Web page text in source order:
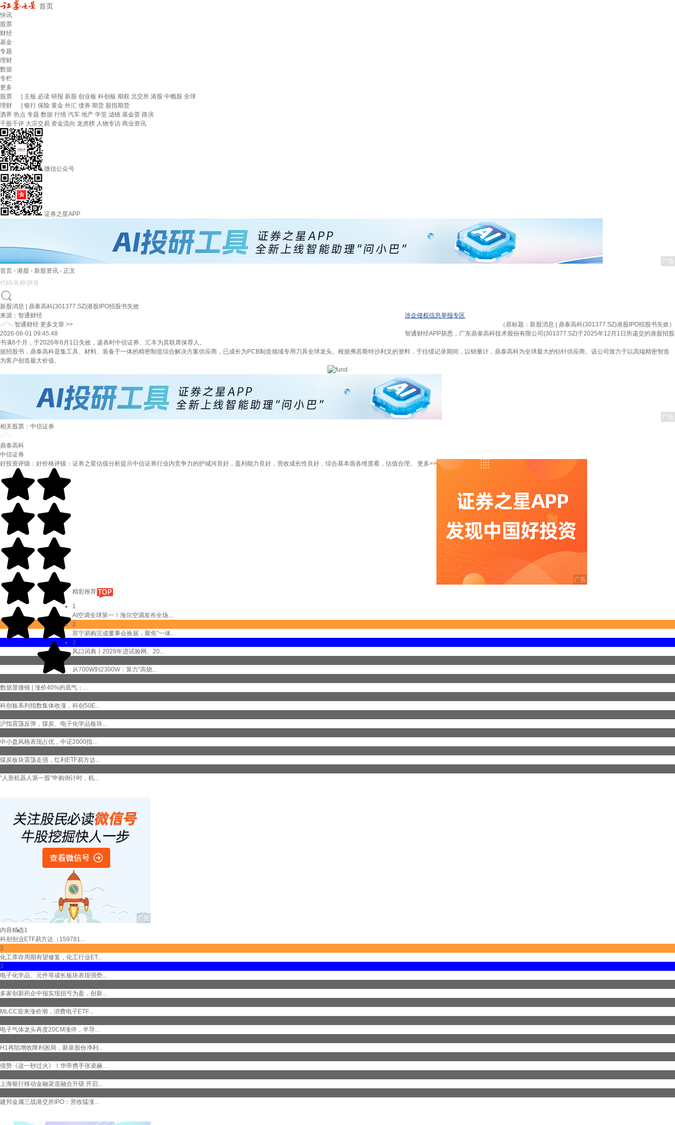
首页
快讯
股票
财经
基金
专题
理财
数据
专栏
更多
股票
主板 必读 研报 新股 创业板 科创板 期权 北交所 港股 中概股 全球
理财
银行 保险 黄金 外汇 债券 期货 股指期货
酒界 热点 专题 数据 行情 汽车 地产 学堂 滤镜 基金荟 路演
千股千评 大宗交易 资金流向 龙虎榜 人物专访 商业资讯
微信公众号
证券之星APP
广告
首页 - 港股 - 新股资讯 - 正文
新股消息 | 鼎泰高科(301377.SZ)港股IPO招股书失效
来源： 智通财经
智通财经 更多文章 >>
2026-06-01 09:45:48
涉企侵权信息举报专区
（原标题：新股消息 | 鼎泰高科(301377.SZ)港股IPO招股书失效）
智通财经APP获悉，广东鼎泰高科技术股份有限公司(301377.SZ)于2025年12月1日所递交的港股招股
书满6个月，于2026年6月1日失效，递表时中信证券、汇丰为其联席保荐人。
据招股书，鼎泰高科是集工具、材料、装备于一体的精密制造综合解决方案供应商，已成长为PCB制造领域专用刀具全球龙头。根据弗若斯特沙利文的资料，于往绩记录期间，以销量计，鼎泰高科为全球最大的钻针供应商。该公司致力于以高端精密智造
为客户创造最大价值。
广告
相关股票： 中信证券
鼎泰高科
中信证券
好投资评级： 好价格评级： 证券之星估值分析提示中信证券行业内竞争力的护城河良好，盈利能力良好，营收成长性良好，综合基本面各维度看，估值合理。 更多>>
精彩推荐
1
AI空调全球第一！海尔空调发布全场...
2
苏宁易购完成董事会换届，聚焦“一体...
3
风口词典丨2028年进试验网、20...
从700W到2300W：算力"高烧...
数据显微镜 | 涨价40%的底气：...
科创板系列指数集体收涨，科创50E...
沪指震荡反弹，煤炭、电子化学品板块...
中小盘风格表现占优，中证2000指...
煤炭板块震荡走强，红利ETF易方达...
“人形机器人第一股”申购倒计时，机...
内容精选1
科创创业ETF易方达（159781...
2
化工库存周期有望修复，化工行业ET...
3
电子化学品、元件等成长板块表现强势...
多家创新药企中报实现扭亏为盈，创新...
MLCC迎来涨价潮，消费电子ETF...
电子气体龙头再度20CM涨停，半导...
H1再陷增收降利困局，新泉股份净利...
借势《这一秒过火》！华帝携手张凌赫...
上海银行移动金融渠道融合升级 开启...
建邦金属三战港交所IPO：营收猛涨...